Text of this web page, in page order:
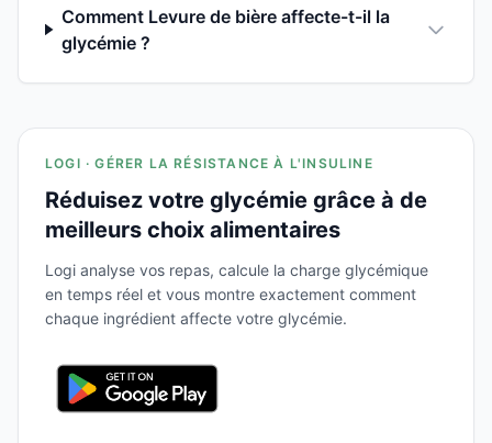
Comment Levure de bière affecte-t-il la
glycémie ?
LOGI · GÉRER LA RÉSISTANCE À L'INSULINE
Réduisez votre glycémie grâce à de
meilleurs choix alimentaires
Logi analyse vos repas, calcule la charge glycémique
en temps réel et vous montre exactement comment
chaque ingrédient affecte votre glycémie.